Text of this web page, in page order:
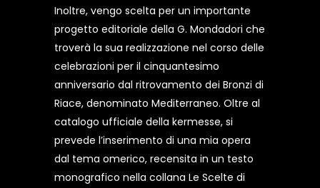
Inoltre, vengo scelta per un importante
progetto editoriale della G. Mondadori che
troverà la sua realizzazione nel corso delle
celebrazioni per il cinquantesimo
anniversario dal ritrovamento dei Bronzi di
Riace, denominato Mediterraneo. Oltre al
catalogo ufficiale della kermesse, si
prevede l’inserimento di una mia opera
dal tema omerico, recensita in un testo
monografico nella collana Le Scelte di